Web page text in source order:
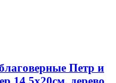
Петр и